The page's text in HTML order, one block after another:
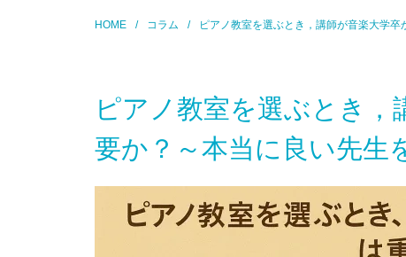
HOME コラム ピアノ教室を選ぶとき，講師が音楽大学
ピアノ教室を選ぶとき
要か？～本当に良い先生